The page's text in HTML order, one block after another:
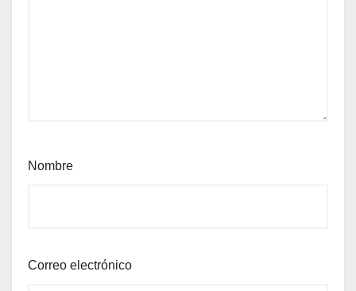
Nombre
Correo electrónico